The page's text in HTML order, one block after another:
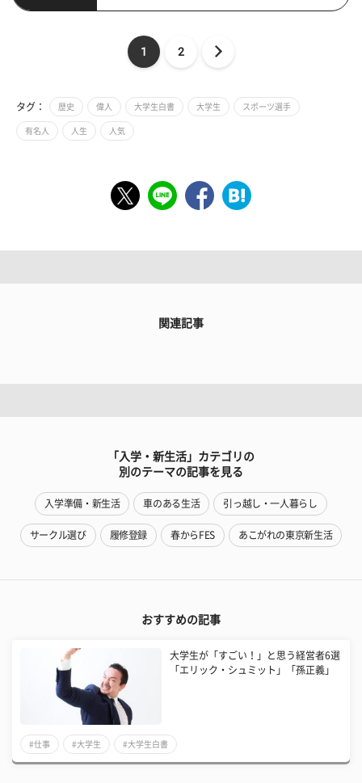
1 2
タグ： 歴史 偉人 大学生白書 大学生 スポーツ選手
有名人 人生 人気
関連記事
「入学・新生活」カテゴリの
別のテーマの記事を見る
入学準備・新生活 車のある生活 引っ越し・一人暮らし
サークル選び 履修登録 春からFES あこがれの東京新生活
おすすめの記事
大学生が「すごい！」と思う経営者6選
「エリック・シュミット」「孫正義」
#仕事 #大学生 #大学生白書